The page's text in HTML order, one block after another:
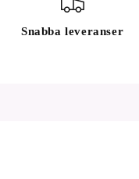
Snabba leveranser